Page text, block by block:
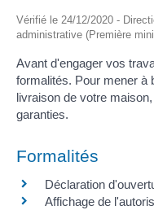
Vérifié le 24/12/2020 -
administrative (Première
Avant d'engager vos
formalités. Pour mener à
livraison de votre
garanties.
Formalités
Déclaration
Affichage de